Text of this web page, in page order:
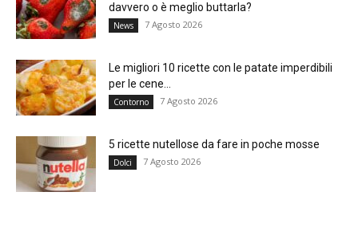
davvero o è meglio buttarla?
News 7 Agosto 2026
Le migliori 10 ricette con le patate imperdibili
per le cene...
Contorno 7 Agosto 2026
5 ricette nutellose da fare in poche mosse
Dolci 7 Agosto 2026